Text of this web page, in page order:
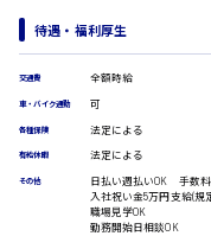
IT・クリエイティブ系
DTPオペレーター
CADオペレーター
WEBデザイナー
カスタマーエンジニア
販売・サービス・フード系
待遇・福利厚生
交通費 全額時給
車・バイク通勤 可
各種保険 法定による
有給休暇 法定による
その他
日払い週払いOK 手数
入社祝い金5万円支給(規
職場見学OK
勤務開始日相談OK